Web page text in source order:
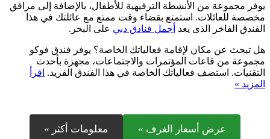
يوفر مجموعة من الأنشطة الترفيهية للأطفال، بالإضافة إلى مرافق
مخصصة للعائلات. استمتع بقضاء وقت ممتع مع عائلتك في هذا
الفندق الفاخر الذى يعد أجمل فنادق دبي على البحر.
هل تبحث عن مكان لإقامة فعالياتك الخاصة؟ يوفر فندق فوكو
مجموعة من قاعات المؤتمرات والاجتماعات، مجهزة بأحدث
التقنيات. استضف فعالياتك الخاصة في هذا الفندق الفريد. اقرأ
المزيد »
عرض أسعار الغرف » معلومات أكثر »